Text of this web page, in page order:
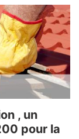
, un
pour la